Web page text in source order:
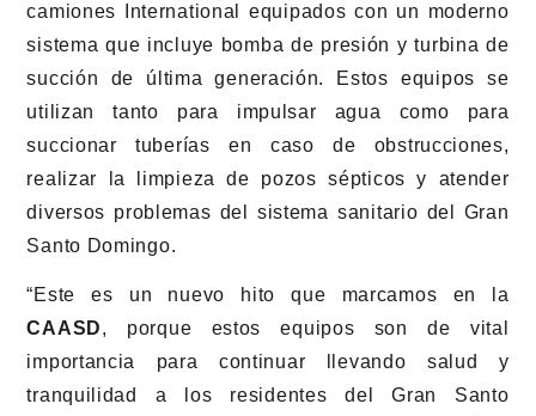
camiones International equipados con un moderno
sistema que incluye bomba de presión y turbina de
succión de última generación. Estos equipos se
utilizan tanto para impulsar agua como para
succionar tuberías en caso de obstrucciones,
realizar la limpieza de pozos sépticos y atender
diversos problemas del sistema sanitario del Gran
Santo Domingo.
“Este es un nuevo hito que marcamos en la
CAASD, porque estos equipos son de vital
importancia para continuar llevando salud y
tranquilidad a los residentes del Gran Santo